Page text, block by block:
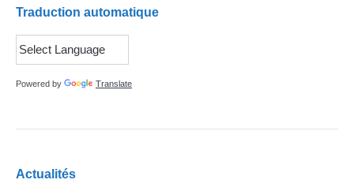
Traduction automatique
Powered by Translate
Actualités